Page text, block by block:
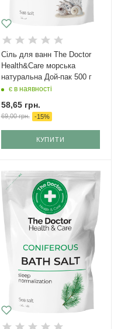
Cіль для ванн The Doctor
Health&Care морська
натуральна Дой-пак 500 г
є в наявності
58,65грн.
69,00грн. -15%
КУПИТИ